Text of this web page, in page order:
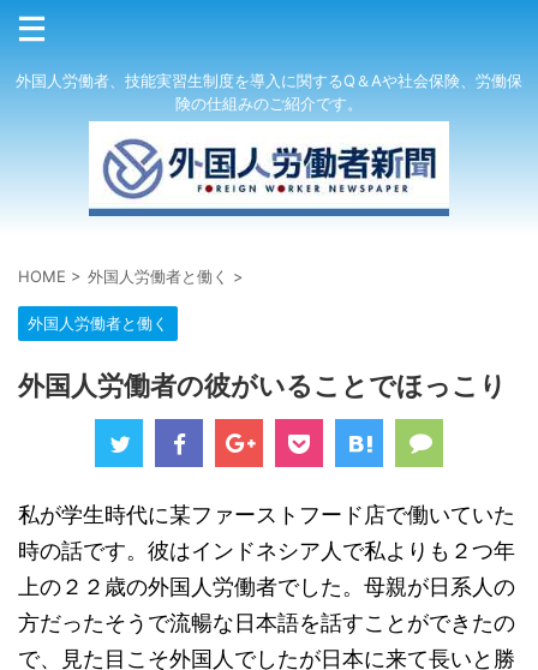
外国人労働者、技能実習生制度を導入に関するQ＆Aや社会保険、労働保
険の仕組みのご紹介です。
HOME > 外国人労働者と働く >
外国人労働者と働く
外国人労働者の彼がいることでほっこり
私が学生時代に某ファーストフード店で働いていた
時の話です。彼はインドネシア人で私よりも２つ年
上の２２歳の外国人労働者でした。母親が日系人の
方だったそうで流暢な日本語を話すことができたの
で、見た目こそ外国人でしたが日本に来て長いと勝